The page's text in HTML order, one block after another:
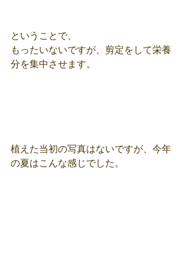
ということで、
もったいないですが、剪定をして栄養
分を集中させます。
植えた当初の写真はないですが、今年
の夏はこんな感じでした。